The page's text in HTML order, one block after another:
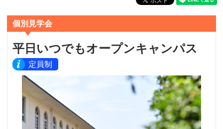
個別見学会
平日いつでもオープンキャンパス
定員制